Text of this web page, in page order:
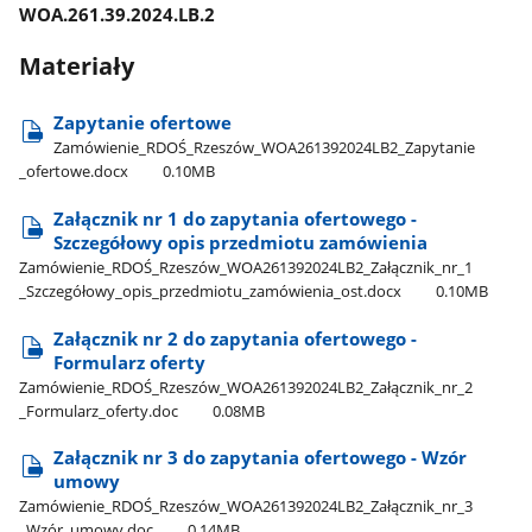
WOA.261.39.2024.LB.2
Materiały
Zapytanie ofertowe
Zamówienie​_RDOŚ​_Rzeszów​_WOA261392024LB2​_Zapytanie​
_ofertowe.docx
0.10MB
Załącznik nr 1 do zapytania ofertowego -
Szczegółowy opis przedmiotu zamówienia
Zamówienie​_RDOŚ​_Rzeszów​_WOA261392024LB2​_Załącznik​_nr​_1​
_Szczegółowy​_opis​_przedmiotu​_zamówienia​_ost.docx
0.10MB
Załącznik nr 2 do zapytania ofertowego -
Formularz oferty
Zamówienie​_RDOŚ​_Rzeszów​_WOA261392024LB2​_Załącznik​_nr​_2​
_Formularz​_oferty.doc
0.08MB
Załącznik nr 3 do zapytania ofertowego - Wzór
umowy
Zamówienie​_RDOŚ​_Rzeszów​_WOA261392024LB2​_Załącznik​_nr​_3​